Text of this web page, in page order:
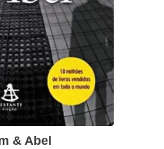
& Abel